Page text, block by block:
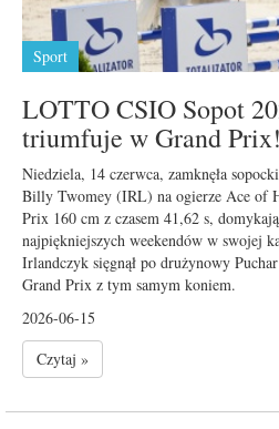
Sport
LOTTO CSIO Sopot
triumfuje w Grand Prix!
Niedziela, 14 czerwca, zamknęła
Billy Twomey (IRL) na ogierze Ace of
Prix 160 cm z czasem 41,62 s,
najpiękniejszych weekendów w swojej
Irlandczyk sięgnął po drużynowy
Grand Prix z tym samym koniem.
2026-06-15
Czytaj »